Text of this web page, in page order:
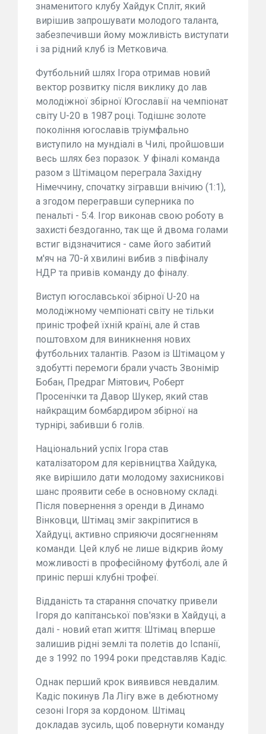
знаменитого клубу Хайдук Спліт, який
вирішив запрошувати молодого таланта,
забезпечивши йому можливість виступати
і за рідний клуб із Метковича.
Футбольний шлях Ігора отримав новий
вектор розвитку після виклику до лав
молодіжної збірної Югославії на чемпіонат
світу U-20 в 1987 році. Тодішнє золоте
покоління югославів тріумфально
виступило на мундіалі в Чилі, пройшовши
весь шлях без поразок. У фіналі команда
разом з Штімацом переграла Західну
Німеччину, спочатку зігравши внічию (1:1),
а згодом перегравши суперника по
пенальті - 5:4. Ігор виконав свою роботу в
захисті бездоганно, так ще й двома голами
встиг відзначитися - саме його забитий
м'яч на 70-й хвилині вибив з півфіналу
НДР та привів команду до фіналу.
Виступ югославської збірної U-20 на
молодіжному чемпіонаті світу не тільки
приніс трофей їхній країні, але й став
поштовхом для виникнення нових
футбольних талантів. Разом із Штімацом у
здобутті перемоги брали участь Звонімір
Бобан, Предраг Міятович, Роберт
Просенічки та Давор Шукер, який став
найкращим бомбардиром збірної на
турнірі, забивши 6 голів.
Національний успіх Ігора став
каталізатором для керівництва Хайдука,
яке вирішило дати молодому захисникові
шанс проявити себе в основному складі.
Після повернення з оренди в Динамо
Вінковци, Штімац зміг закріпитися в
Хайдуці, активно сприяючи досягненням
команди. Цей клуб не лише відкрив йому
можливості в професійному футболі, але й
приніс перші клубні трофеї.
Відданість та старання спочатку привели
Ігоря до капітанської пов'язки в Хайдуці, а
далі - новий етап життя: Штімац вперше
залишив рідні землі та полетів до Іспанії,
де з 1992 по 1994 роки представляв Кадіс.
Однак перший крок виявився невдалим.
Кадіс покинув Ла Лігу вже в дебютному
сезоні Ігоря за кордоном. Штімац
докладав зусиль, щоб повернути команду